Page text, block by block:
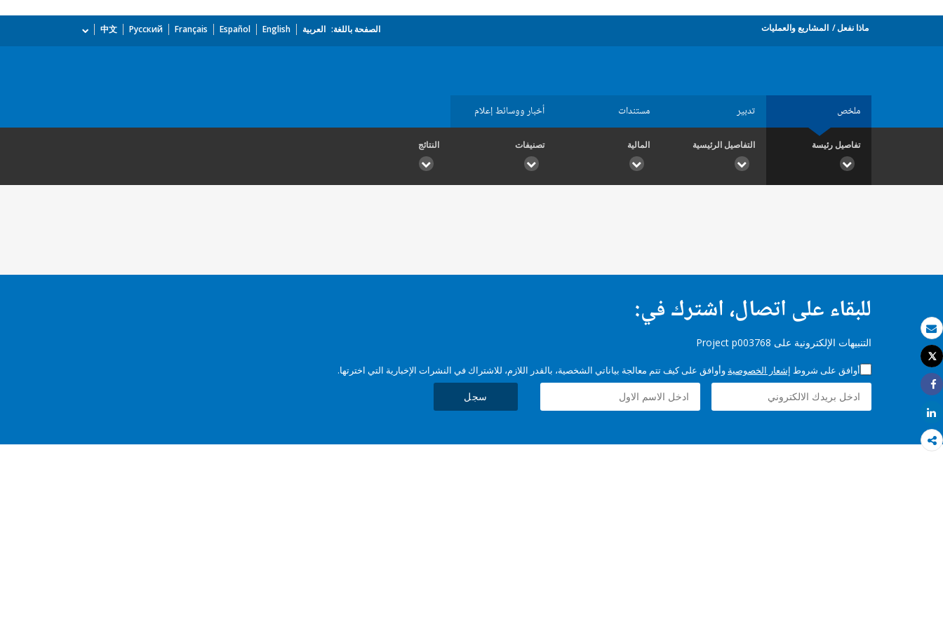
بريد الكتروني
طباعة
Tweet
Share
Share
ماذا نفعل المشاريع والعمليات الصفحة باللغة: العربية English
Español
Français
Русский
中文
ملخص تدبير مستندات أخبار ووسائط إعلام
تفاصيل رئيسة التفاصيل الرئيسية المالية تصنيفات النتائج
للبقاء على اتصال، اشترك في:
التنبيهات الإلكترونية على Project p003768
أوافق على شروط إشعار الخصوصية وأوافق على كيف تتم معالجة بياناتي الشخصية، بالقدر اللازم، للاشتراك في النشرات الإخبارية التي اخترتها.
سجل